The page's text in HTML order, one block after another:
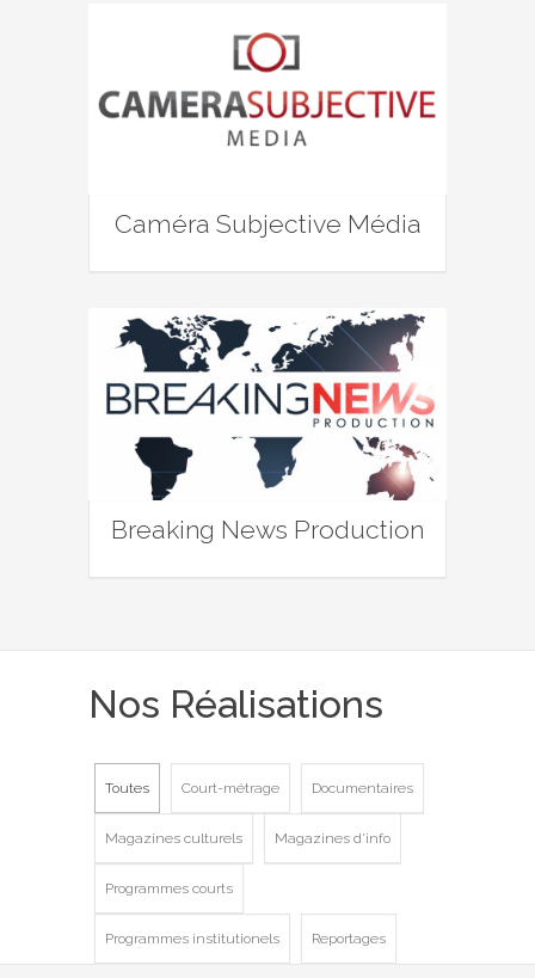
Caméra Subjective Média
Breaking News Production
Nos Réalisations
Toutes Court-métrage Documentaires
Magazines culturels Magazines d'info
Programmes courts
Programmes institutionels Reportages